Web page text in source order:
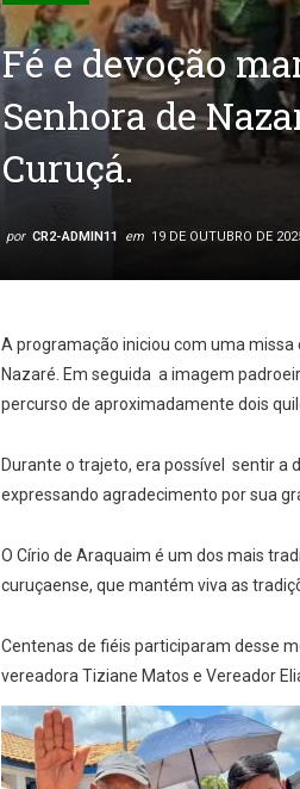
Fé e devoção
Senhora de
Curuçá.
por CR2-ADMIN11 em 19 DE OUTUBRO DE
A programação iniciou com uma
Nazaré. Em seguida a imagem
percurso de aproximadamente dois
Durante o trajeto, era possível sentir a
expressando agradecimento por sua
O Círio de Araquaim é um dos mais
curuçaense, que mantém viva as
Centenas de fiéis participaram desse
vereadora Tiziane Matos e Vereador